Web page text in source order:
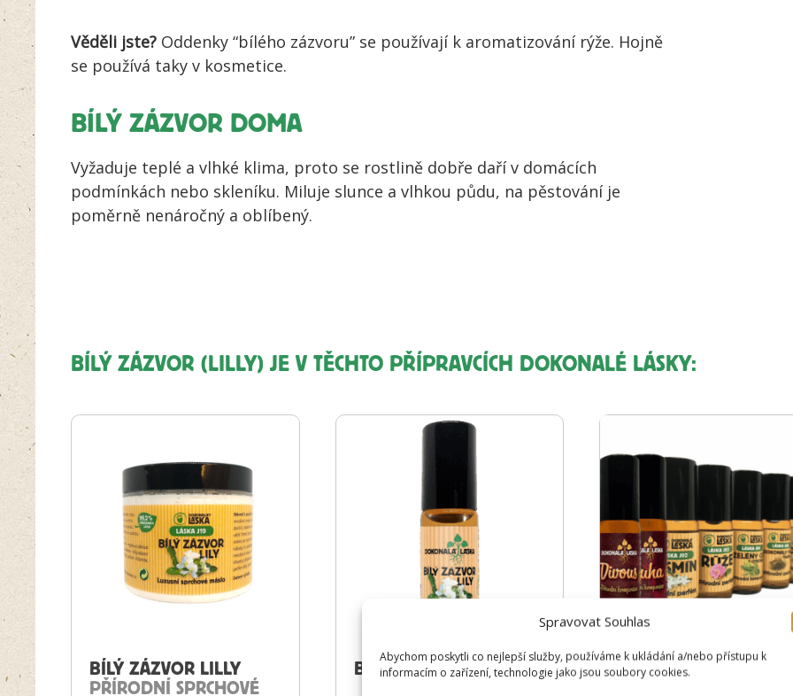
Spravovat Souhlas
Abychom poskytli co nejlepší služby, používáme k ukládání a/nebo přístupu k
informacím o zařízení, technologie jako jsou soubory cookies.
Věděli jste? Oddenky “bílého zázvoru” se používají k aromatizování rýže. Hojně
se používá taky v kosmetice.
BÍLÝ ZÁZVOR DOMA
Vyžaduje teplé a vlhké klima, proto se rostlině dobře daří v domácích
podmínkách nebo skleníku. Miluje slunce a vlhkou půdu, na pěstování je
poměrně nenáročný a oblíbený.
BÍLÝ ZÁZVOR (LILLY) JE V TĚCHTO PŘÍPRAVCÍCH DOKONALÉ LÁSKY:
BÍLÝ ZÁZVOR LILLY
PŘÍRODNÍ SPRCHOVÉ
BÍLÝ ZÁZVOR LILY
TESTOVACÍ KOLEKCE